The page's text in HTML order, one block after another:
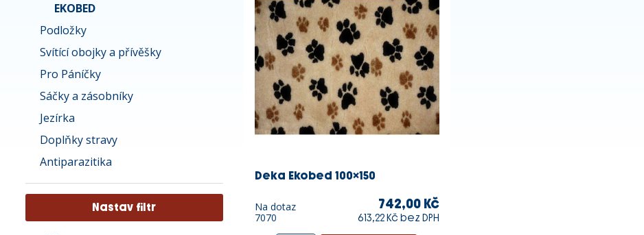
EKOBED
Podložky
Svítící obojky a přívěšky
Pro Páníčky
Sáčky a zásobníky
Jezírka
Doplňky stravy
Antiparazitika
Deka Ekobed 100x150
Na dotaz
7070
742,00 Kč
613,22 Kč bez DPH